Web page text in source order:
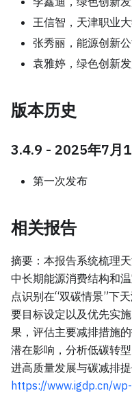
王信智，天津职业
张秀丽，能源创新
袁雅婷，绿色创新
版本历史
3.4.9 - 2025年7月
第一次发布
相关报告
摘要：本报告系统梳理
中长期能源消费结构和
点识别在“双碳情景”下
要目标设定以及优先实
果，评估主要减排措施
潜在影响，分析低碳转
进高质量发展与碳减排提
https://www.igdp.cn/wp-